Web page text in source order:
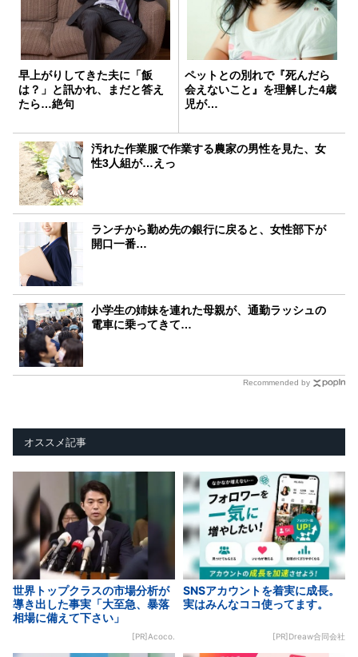
早上がりしてきた夫に「飯
は？」と訊かれ、まだと答え
たら…絶句
ペットとの別れで『死んだら
会えないこと』を理解した4歳
児が…
汚れた作業服で作業する農家の男性を見た、女
性3人組が…えっ
ランチから勤め先の銀行に戻ると、女性部下が
開口一番…
小学生の姉妹を連れた母親が、通勤ラッシュの
電車に乗ってきて…
Recommended by
オススメ記事
世界トップクラスの市場分析が
導き出した事実「大至急、暴落
相場に備えて下さい」
[PR]Acoco.
SNSアカウントを着実に成長。
実はみんなココ使ってます。
[PR]Dreaw合同会社